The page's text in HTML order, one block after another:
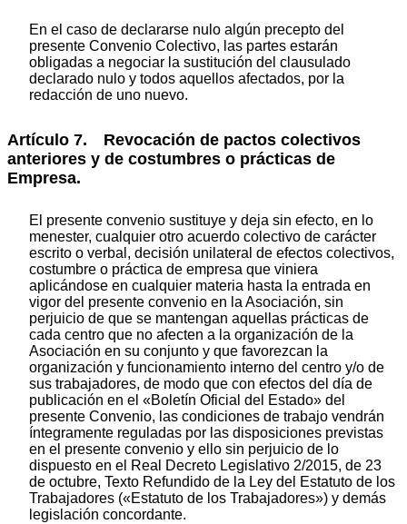
En el caso de declararse nulo algún precepto del
presente Convenio Colectivo, las partes estarán
obligadas a negociar la sustitución del clausulado
declarado nulo y todos aquellos afectados, por la
redacción de uno nuevo.
Artículo 7. Revocación de pactos colectivos
anteriores y de costumbres o prácticas de
Empresa.
El presente convenio sustituye y deja sin efecto, en lo
menester, cualquier otro acuerdo colectivo de carácter
escrito o verbal, decisión unilateral de efectos colectivos,
costumbre o práctica de empresa que viniera
aplicándose en cualquier materia hasta la entrada en
vigor del presente convenio en la Asociación, sin
perjuicio de que se mantengan aquellas prácticas de
cada centro que no afecten a la organización de la
Asociación en su conjunto y que favorezcan la
organización y funcionamiento interno del centro y/o de
sus trabajadores, de modo que con efectos del día de
publicación en el «Boletín Oficial del Estado» del
presente Convenio, las condiciones de trabajo vendrán
íntegramente reguladas por las disposiciones previstas
en el presente convenio y ello sin perjuicio de lo
dispuesto en el Real Decreto Legislativo 2/2015, de 23
de octubre, Texto Refundido de la Ley del Estatuto de los
Trabajadores («Estatuto de los Trabajadores») y demás
legislación concordante.